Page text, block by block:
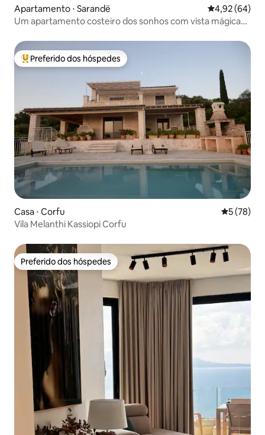
Apartamento ⋅ Sarandë 4,92 de uma
4,92 (64)
Um apartamento costeiro dos sonhos com vista mágica
Entre os melhores preferidos dos hóspedes
Preferido dos hóspedes
Casa ⋅ Corfu 5 de uma
5 (78)
Vila Melanthi Kassiopi Corfu
Preferido dos hóspedes
Preferido dos hóspedes